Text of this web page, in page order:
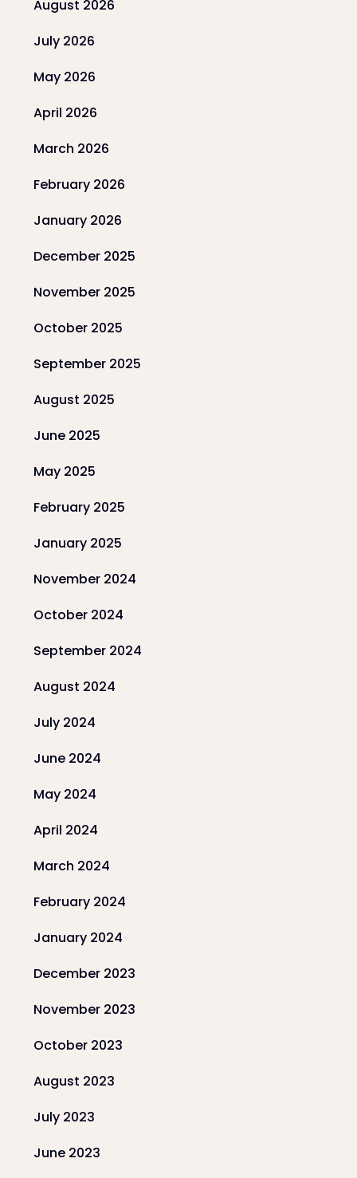
August 2026
July 2026
May 2026
April 2026
March 2026
February 2026
January 2026
December 2025
November 2025
October 2025
September 2025
August 2025
June 2025
May 2025
February 2025
January 2025
November 2024
October 2024
September 2024
August 2024
July 2024
June 2024
May 2024
April 2024
March 2024
February 2024
January 2024
December 2023
November 2023
October 2023
August 2023
July 2023
June 2023